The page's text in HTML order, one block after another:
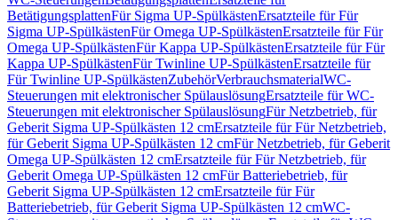
BetätigungsplattenFür Sigma UP-SpülkästenErsatzteile für Für
Sigma UP-SpülkästenFür Omega UP-SpülkästenErsatzteile für Für
Omega UP-SpülkästenFür Kappa UP-SpülkästenErsatzteile für Für
Kappa UP-SpülkästenFür Twinline UP-SpülkästenErsatzteile für
Für Twinline UP-SpülkästenZubehörVerbrauchsmaterialWC-
Steuerungen mit elektronischer SpülauslösungErsatzteile für WC-
Steuerungen mit elektronischer SpülauslösungFür Netzbetrieb, für
Geberit Sigma UP-Spülkästen 12 cmErsatzteile für Für Netzbetrieb,
für Geberit Sigma UP-Spülkästen 12 cmFür Netzbetrieb, für Geberit
Omega UP-Spülkästen 12 cmErsatzteile für Für Netzbetrieb, für
Geberit Omega UP-Spülkästen 12 cmFür Batteriebetrieb, für
Geberit Sigma UP-Spülkästen 12 cmErsatzteile für Für
Batteriebetrieb, für Geberit Sigma UP-Spülkästen 12 cmWC-